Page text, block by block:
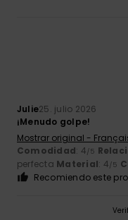
Julie25. julio 2026
¡Menudo golpe!
Mostrar original -
Comodidad: 4/5
perfecta Material: 4/5
Recomiendo este